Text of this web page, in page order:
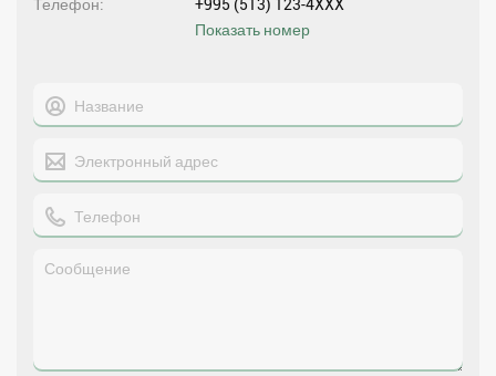
Телефон
+995 (513) 123-4XXX
Показать номер